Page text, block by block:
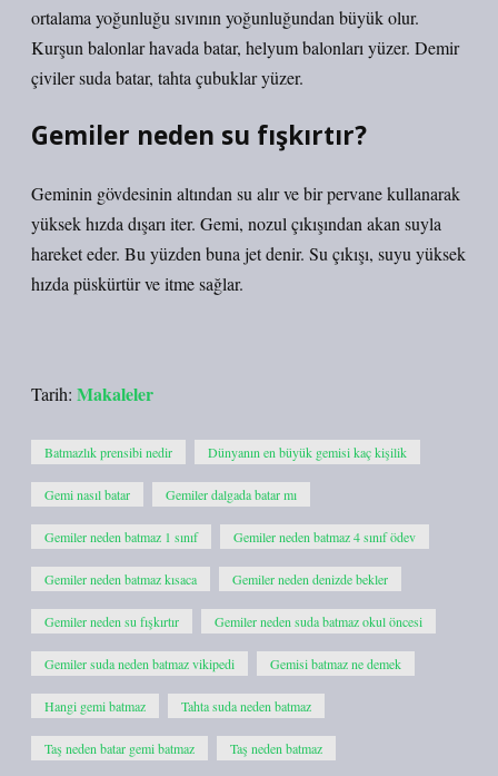
ortalama yoğunluğu sıvının yoğunluğundan büyük olur.
Kurşun balonlar havada batar, helyum balonları yüzer. Demir
çiviler suda batar, tahta çubuklar yüzer.
Gemiler neden su fışkırtır?
Geminin gövdesinin altından su alır ve bir pervane kullanarak
yüksek hızda dışarı iter. Gemi, nozul çıkışından akan suyla
hareket eder. Bu yüzden buna jet denir. Su çıkışı, suyu yüksek
hızda püskürtür ve itme sağlar.
Tarih: Makaleler
Batmazlık prensibi nedir Dünyanın en büyük gemisi kaç kişilik
Gemi nasıl batar Gemiler dalgada batar mı
Gemiler neden batmaz 1 sınıf Gemiler neden batmaz 4 sınıf ödev
Gemiler neden batmaz kısaca Gemiler neden denizde bekler
Gemiler neden su fışkırtır Gemiler neden suda batmaz okul öncesi
Gemiler suda neden batmaz vikipedi Gemisi batmaz ne demek
Hangi gemi batmaz Tahta suda neden batmaz
Taş neden batar gemi batmaz Taş neden batmaz